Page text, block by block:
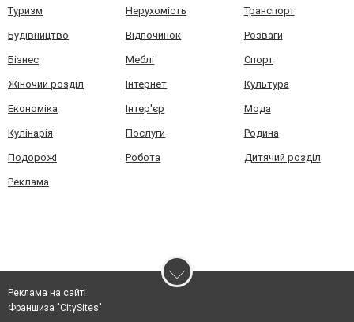
Туризм Нерухомість Транспорт
Будівництво Відпочинок Розваги
Бізнес Меблі Спорт
Жіночий розділ Інтернет Культура
Економіка Інтер'єр Мода
Кулінарія Послуги Родина
Подорожі Робота Дитячий розділ
Реклама
Реклама на сайті
Франшиза "CitySites"